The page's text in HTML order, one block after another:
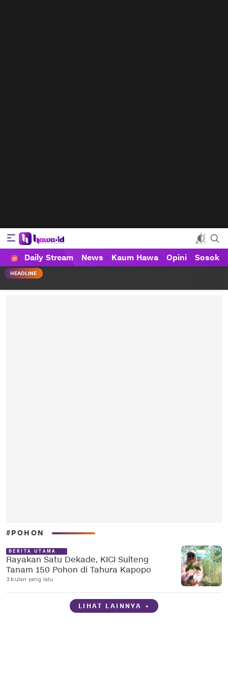
HAWA
Haluan Wanita Indonesia
Daily Stream News Kaum Hawa Opini Sosok
HEADLINE
#POHON
BERITA UTAMA
Rayakan Satu Dekade, KICI Sulteng
Tanam 150 Pohon di Tahura Kapopo
3 bulan yang lalu
LIHAT LAINNYA +